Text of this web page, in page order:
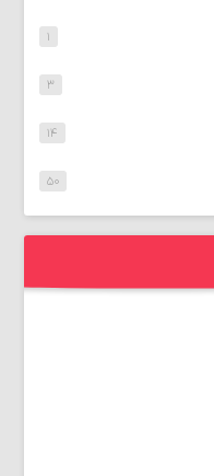
۱
۳
۱۴
۵۰